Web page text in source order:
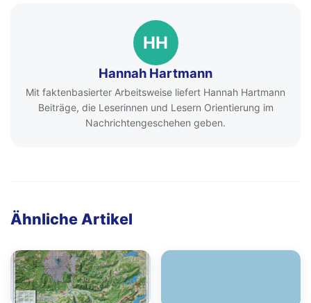
HH
Hannah Hartmann
Mit faktenbasierter Arbeitsweise liefert Hannah Hartmann
Beiträge, die Leserinnen und Lesern Orientierung im
Nachrichtengeschehen geben.
Ähnliche Artikel